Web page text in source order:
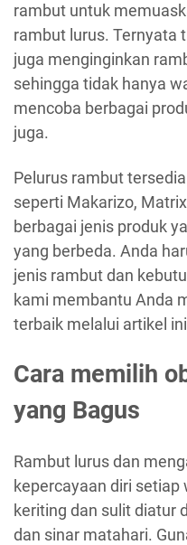
rambut untuk
rambut lurus. Ternyata
juga menginginkan
sehingga tidak hanya
mencoba berbagai
juga.
Pelurus rambut
seperti Makarizo,
berbagai jenis produk
yang berbeda. Anda
jenis rambut dan
kami membantu Anda
terbaik melalui artikel
Cara memilih
yang Bagus
Rambut lurus dan
kepercayaan diri setiap
keriting dan sulit diatur
dan sinar matahari.